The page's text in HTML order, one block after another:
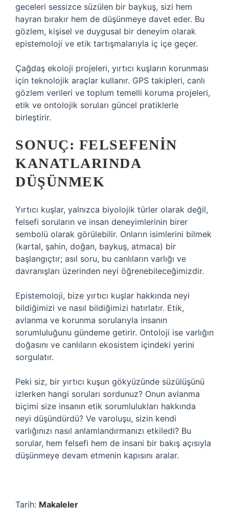
geceleri sessizce süzülen bir baykuş, sizi hem
hayran bırakır hem de düşünmeye davet eder. Bu
gözlem, kişisel ve duygusal bir deneyim olarak
epistemoloji ve etik tartışmalarıyla iç içe geçer.
Çağdaş ekoloji projeleri, yırtıcı kuşların korunması
için teknolojik araçlar kullanır. GPS takipleri, canlı
gözlem verileri ve toplum temelli koruma projeleri,
etik ve ontolojik soruları güncel pratiklerle
birleştirir.
SONUÇ: FELSEFENIN
KANATLARINDA
DÜŞÜNMEK
Yırtıcı kuşlar, yalnızca biyolojik türler olarak değil,
felsefi soruların ve insan deneyimlerinin birer
sembolü olarak görülebilir. Onların isimlerini bilmek
(kartal, şahin, doğan, baykuş, atmaca) bir
başlangıçtır; asıl soru, bu canlıların varlığı ve
davranışları üzerinden neyi öğrenebileceğimizdir.
Epistemoloji, bize yırtıcı kuşlar hakkında neyi
bildiğimizi ve nasıl bildiğimizi hatırlatır. Etik,
avlanma ve korunma sorularıyla insanın
sorumluluğunu gündeme getirir. Ontoloji ise varlığın
doğasını ve canlıların ekosistem içindeki yerini
sorgulatır.
Peki siz, bir yırtıcı kuşun gökyüzünde süzülüşünü
izlerken hangi soruları sordunuz? Onun avlanma
biçimi size insanın etik sorumlulukları hakkında
neyi düşündürdü? Ve varoluşu, sizin kendi
varlığınızı nasıl anlamlandırmanızı etkiledi? Bu
sorular, hem felsefi hem de insani bir bakış açısıyla
düşünmeye devam etmenin kapısını aralar.
Tarih: Makaleler